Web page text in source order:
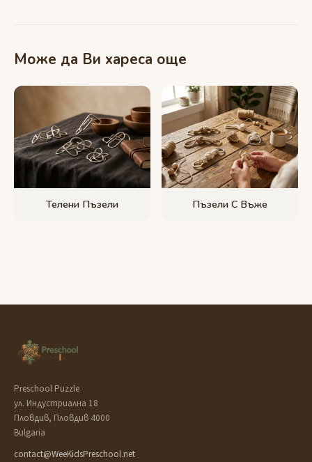
Може да Ви хареса още
Телени Пъзели Пъзели С Въже
Preschool Puzzle
ул. Индустриална 18
Пловдив, Пловдив 4000
Bulgaria
contact@WeeKidsPreschool.net